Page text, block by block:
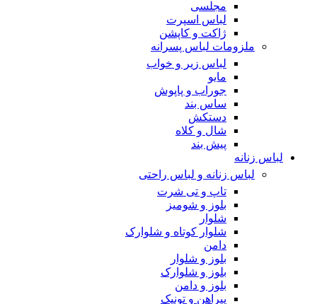
مجلسی
لباس اسپرت
ژاکت و کاپشن
ملزومات لباس پسرانه
لباس زیر و خواب
مایو
جوراب و پاپوش
ساس بند
دستکش
شال و کلاه
پیش بند
لباس زنانه
لباس زنانه و لباس راحتی
تاپ و تی شرت
بلوز و شومیز
شلوار
شلوار کوتاه و شلوارک
دامن
بلوز و شلوار
بلوز و شلوارک
بلوز و دامن
پیراهن و تونیک